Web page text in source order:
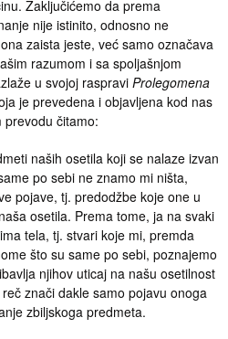
Zaključićemo da prema
nije istinito, odnosno ne
zaista jeste, već samo označava
razumom i sa spoljašnjom
u svojoj raspravi Prolegomena
je prevedena i objavljena kod nas
čitamo:
naših osetila koji se nalaze izvan
po sebi ne znamo mi ništa,
pojave, tj. predodžbe koje one u
osetila. Prema tome, ja na svaki
tela, tj. stvari koje mi, premda
što su same po sebi, poznajemo
njihov uticaj na našu osetilnost
znači dakle samo pojavu onoga
zbiljskoga predmeta.